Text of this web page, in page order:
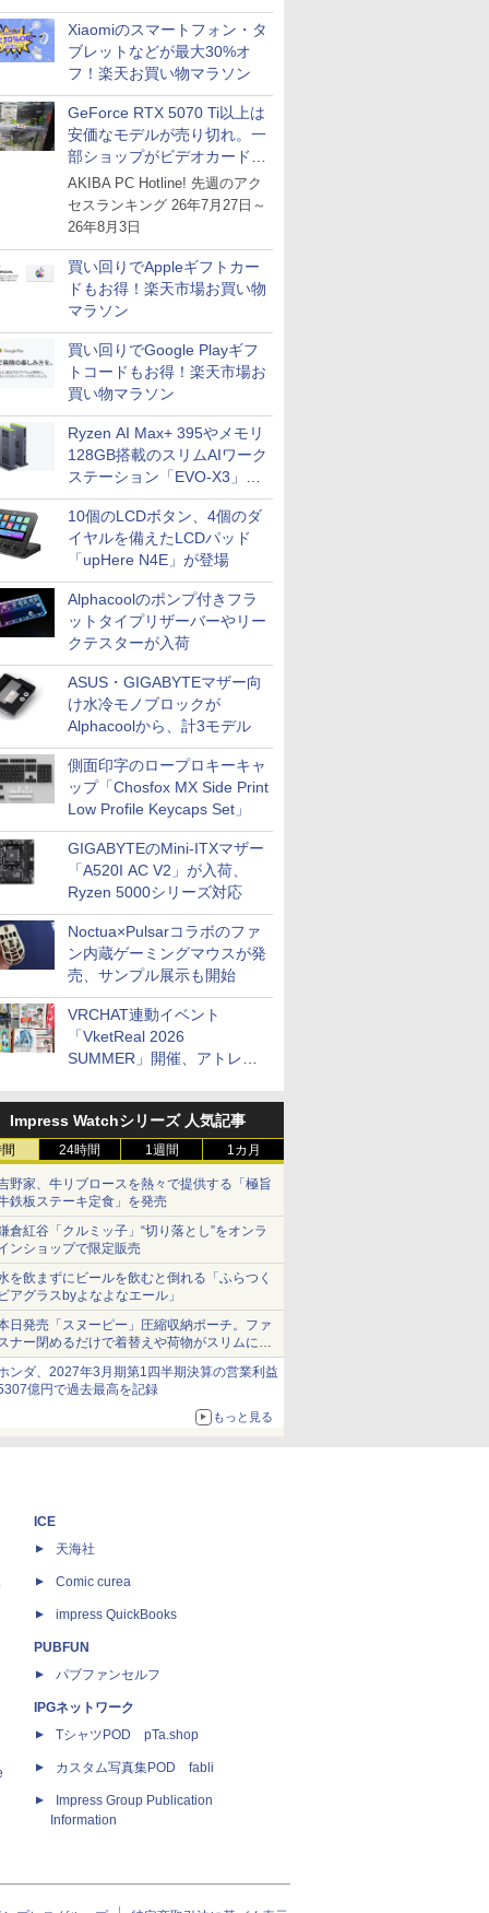
騰 [8月前半のメモリ価格]
Xiaomiのスマートフォン・タ
ブレットなどが最大30%オ
フ！楽天お買い物マラソン
GeForce RTX 5070 Ti以上は
安価なモデルが売り切れ。一
部ショップがビデオカードの
購入制限を実施したニュース
が注目を集める
AKIBA PC Hotline! 先週のアク
セスランキング 26年7月27日～
26年8月3日
買い回りでAppleギフトカー
ドもお得！楽天市場お買い物
マラソン
買い回りでGoogle Playギフ
トコードもお得！楽天市場お
買い物マラソン
Ryzen AI Max+ 395やメモリ
128GB搭載のスリムAIワーク
ステーション「EVO-X3」が
GMKtecから
10個のLCDボタン、4個のダ
イヤルを備えたLCDパッド
「upHere N4E」が登場
Alphacoolのポンプ付きフラ
ットタイプリザーバーやリー
クテスターが入荷
ASUS・GIGABYTEマザー向
け水冷モノブロックが
Alphacoolから、計3モデル
側面印字のロープロキーキャ
ップ「Chosfox MX Side Print
Low Profile Keycaps Set」
GIGABYTEのMini-ITXマザー
「A520I AC V2」が入荷、
Ryzen 5000シリーズ対応
Noctua×Pulsarコラボのファ
ン内蔵ゲーミングマウスが発
売、サンプル展示も開始
VRCHAT連動イベント
「VketReal 2026
SUMMER」開催、アトレ秋
コラボ、マイクラ/ROBLOX
の「プログラミング体験会」
がソフマップで開催など～
最近の秋葉原 イベント/ポッ
プストア編～
Impress Watchシリーズ 人気記事
24時間 1週間 1カ月
野家、牛リブロースを熱々で提供する「極旨
鉄板ステーキ定食」を発売
倉紅谷「クルミッ子」“切り落とし”をオンラ
ンショップで限定販売
を飲まずにビールを飲むと倒れる「ふらつく
アグラスbyよなよなエール」
日発売「スヌーピー」圧縮収納ポーチ。ファ
ナー閉めるだけで着替えや荷物がスリムにま
まる
ンダ、2027年3月期第1四半期決算の営業利益
億円で過去最高を記録
もっと見る
ICE
天海社
Comic curea
impress QuickBooks
PUBFUN
パブファンセルフ
IPGネットワーク
TシャツPOD pTa.shop
カスタム写真集POD fabli
Impress Group Publication
Information